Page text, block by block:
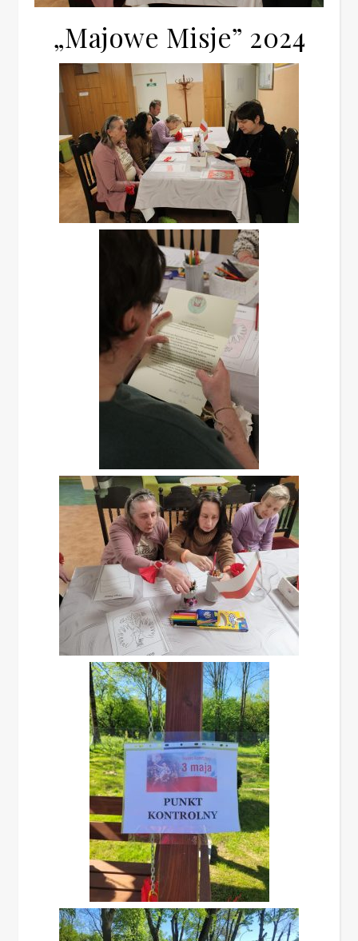
„Majowe Misje” 2024